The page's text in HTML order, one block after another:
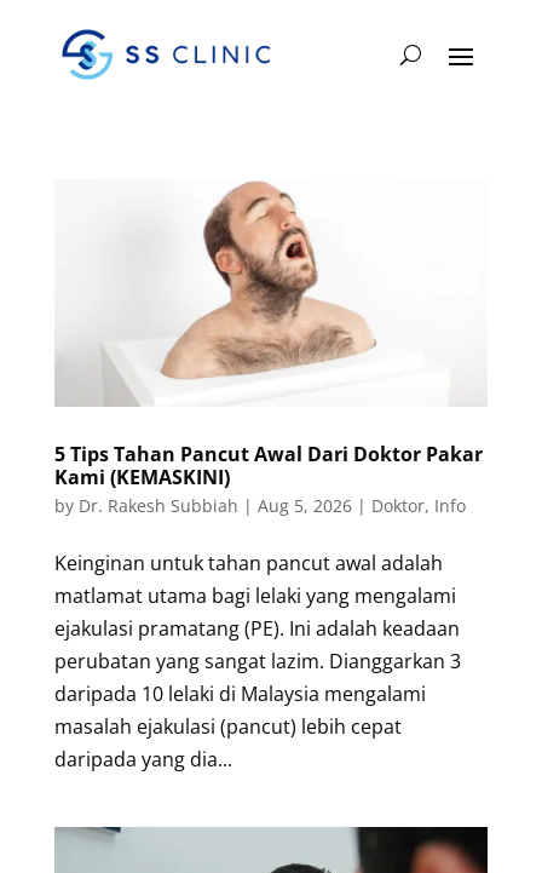
5 Tips Tahan Pancut Awal Dari Doktor Pakar
Kami (KEMASKINI)
by Dr. Rakesh Subbiah | Aug 5, 2026| Doktor, Info
Keinginan untuk tahan pancut awal adalah
matlamat utama bagi lelaki yang mengalami
ejakulasi pramatang (PE). Ini adalah keadaan
perubatan yang sangat lazim. Dianggarkan 3
daripada 10 lelaki di Malaysia mengalami
masalah ejakulasi (pancut) lebih cepat
daripada yang dia...